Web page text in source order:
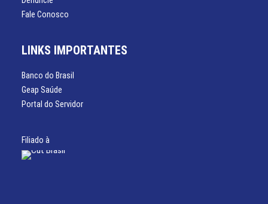
Fale Conosco
LINKS IMPORTANTES
Banco do Brasil
Geap Saúde
Portal do Servidor
Filiado à